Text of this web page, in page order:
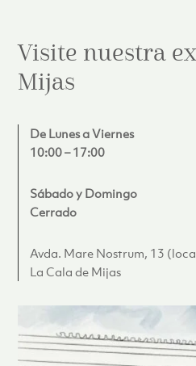
Visite nuestra
Mijas
De Lunes a Viernes
10:00 – 17:00
Sábado y Domingo
Cerrado
Avda. Mare Nostrum, 13
La Cala de Mijas